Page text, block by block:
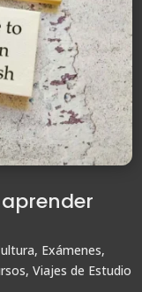
, Exámenes,
,Viajes de Estudio